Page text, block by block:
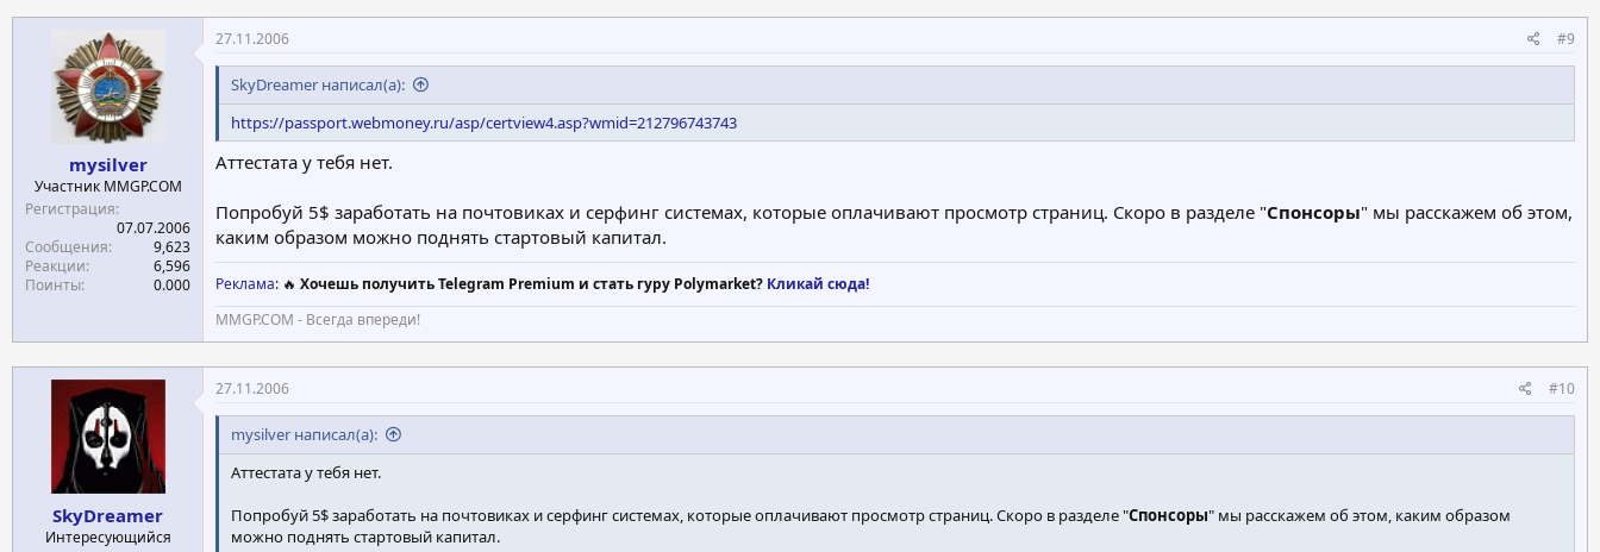
mysilver
Участник MMGP.COM
Регистрация
07.07.2006
Сообщения
9,623
Реакции
6,596
Поинты
0.000
27.11.2006 #9
SkyDreamer написал(а):
https://passport.webmoney.ru/asp/certview4.asp?wmid=212796743743
Аттестата у тебя нет.
Попробуй 5$ заработать на почтовиках и серфинг системах, которые оплачивают просмотр страниц. Скоро в разделе "Спонсоры" мы расскажем об этом,
каким образом можно поднять стартовый капитал.
Реклама: 🔥 Хочешь получить Telegram Premium и стать гуру Polymarket? Кликай сюда!
MMGP.COM - Всегда впереди!
SkyDreamer
Интересующийся
27.11.2006 #10
mysilver написал(а):
Аттестата у тебя нет.
Попробуй 5$ заработать на почтовиках и серфинг системах, которые оплачивают просмотр страниц. Скоро в разделе "Спонсоры" мы расскажем об этом, каким образом
можно поднять стартовый капитал.